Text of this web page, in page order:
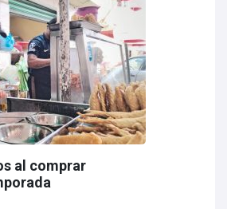
al comprar